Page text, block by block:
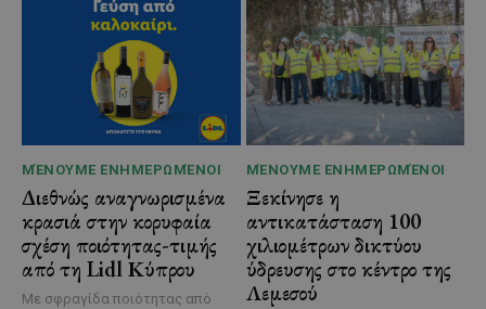
ΜΈΝΟΥΜΕ ΕΝΗΜΕΡΩΜΈΝΟΙ
Διεθνώς αναγνωρισμένα
κρασιά στην κορυφαία
σχέση ποιότητας-τιμής
από τη Lidl Κύπρου
Με σφραγίδα ποιότητας από
ΜΈΝΟΥΜΕ ΕΝΗΜΕΡΩΜΈΝΟΙ
Ξεκίνησε η
αντικατάσταση 100
χιλιομέτρων δικτύου
ύδρευσης στο κέντρο της
Λεμεσού